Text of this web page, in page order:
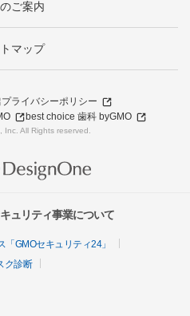
ご案内
マップ
プライバシーポリシー
best choice 歯科 byGMO
All Rights reserved.
ュリティ事業について
GMOセキュリティ24」
ク診断